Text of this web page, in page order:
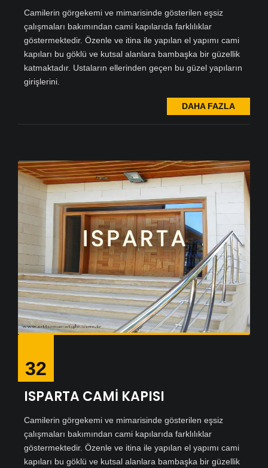
Camilerin görgekemi ve mimarisinde gösterilen eşsiz
çalışmaları bakımından cami kapılarıda farklılıklar
göstermektedir. Özenle ve itina ile yapılan el yapımı cami
kapıları bu göklü ve kutsal alanlara bambaşka bir güzellik
katmaktadır. Ustaların ellerinden geçen bu güzel yapıların
girişlerini.
DAHA FAZLA
32
ISPARTA CAMİ KAPISI
Camilerin görgekemi ve mimarisinde gösterilen eşsiz
çalışmaları bakımından cami kapılarıda farklılıklar
göstermektedir. Özenle ve itina ile yapılan el yapımı cami
kapıları bu göklü ve kutsal alanlara bambaşka bir güzellik